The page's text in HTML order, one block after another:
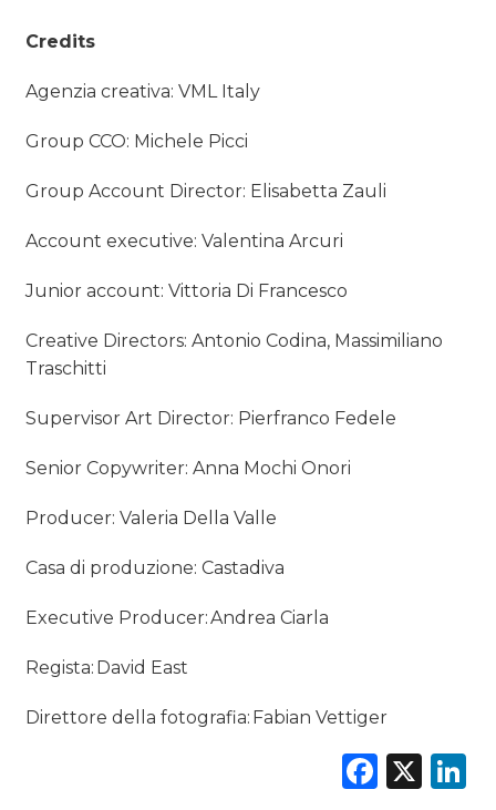
Credits
Agenzia creativa: VML Italy
Group CCO: Michele Picci
Group Account Director: Elisabetta Zauli
Account executive: Valentina Arcuri
Junior account: Vittoria Di Francesco
Creative Directors: Antonio Codina, Massimiliano
Traschitti
Supervisor Art Director: Pierfranco Fedele
Senior Copywriter: Anna Mochi Onori
Producer: Valeria Della Valle
Casa di produzione: Castadiva
Executive Producer: Andrea Ciarla
Regista: David East
Direttore della fotografia: Fabian Vettiger
X